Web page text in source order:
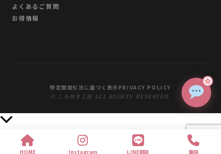
HOME Instagram LINE相談 電話
よくあるご質問
お得情報
特定商取引法に基づく表示 PRIVACY POLICY
© しみ抜き工房 ALL RIGHTS RESERVED.